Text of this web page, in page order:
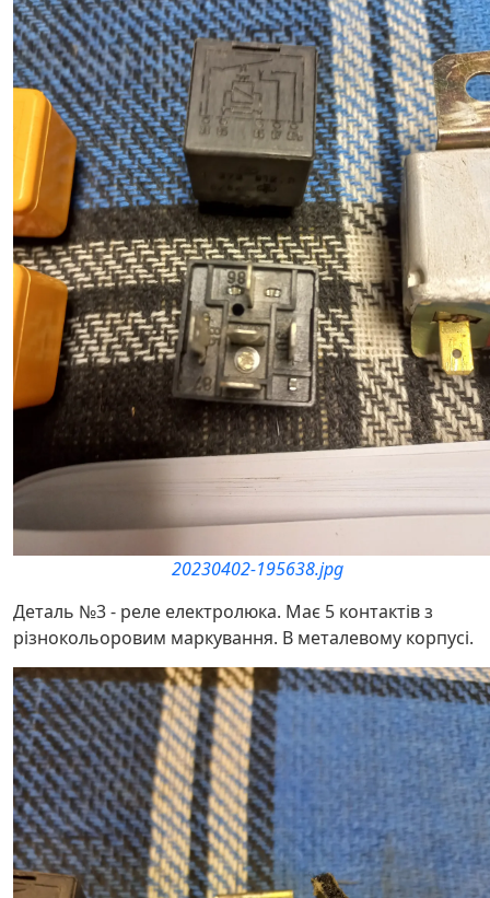
20230402-195638.jpg
Деталь №3 - реле електролюка. Має 5 контактів з
різнокольоровим маркування. В металевому корпусі.